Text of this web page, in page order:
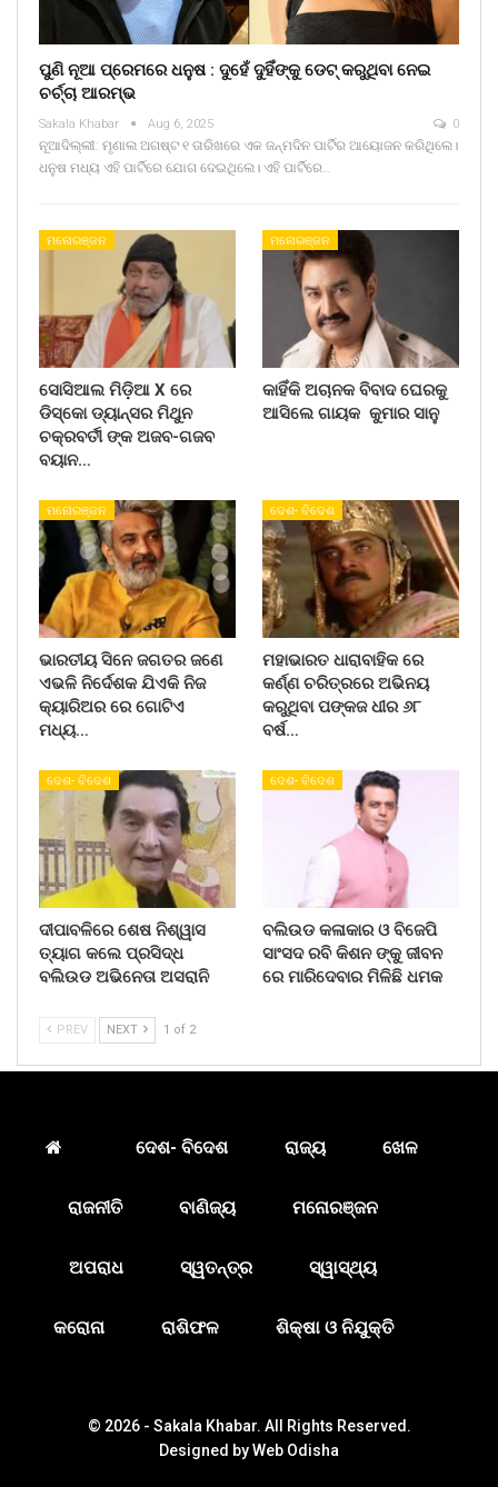
ପୁଣି ନୂଆ ପ୍ରେମରେ ଧନୁଷ : ଦୁହେଁ ଦୁହିଁଙ୍କୁ ଡେଟ୍ କରୁଥିବା ନେଇ
ଚର୍ଚ୍ଚା ଆରମ୍ଭ
Sakala Khabar Aug 6, 2025 0
ନୂଆଦିଲ୍ଲୀ: ମୃଣାଲ ଅଗଷ୍ଟ ୧ ତାରିଖରେ ଏକ ଜନ୍ମଦିନ ପାର୍ଟିର ଆୟୋଜନ କରିଥିଲେ।
ଧନୁଷ ମଧ୍ୟ ଏହି ପାର୍ଟିରେ ଯୋଗ ଦେଇଥିଲେ। ଏହି ପାର୍ଟିରେ…
ମନୋରଞ୍ଜନ
ସୋସିଆଲ ମିଡ଼ିଆ X ରେ
ଡିସ୍କୋ ଡ୍ୟାନ୍ସର ମିଥୁନ
ଚକ୍ରବର୍ତୀ ଙ୍କ ଅଜବ-ଗଜବ
ବୟାନ…
ମନୋରଞ୍ଜନ
କାହିଁକି ଅଚାନକ ବିବାଦ ଘେରକୁ
ଆସିଲେ ଗାୟକ କୁମାର ସାନୁ
ମନୋରଞ୍ଜନ
ଭାରତୀୟ ସିନେ ଜଗତର ଜଣେ
ଏଭଳି ନିର୍ଦେଶକ ଯିଏକି ନିଜ
କ୍ୟାରିଅର ରେ ଗୋଟିଏ
ମଧ୍ୟ…
ଦେଶ- ବିଦେଶ
ମହାଭାରତ ଧାରାବାହିକ ରେ
କର୍ଣ୍ଣ ଚରିତ୍ରରେ ଅଭିନୟ
କରୁଥିବା ପଙ୍କଜ ଧୀର ୬୮
ବର୍ଷ…
ଦେଶ- ବିଦେଶ
ଦୀପାବଳିରେ ଶେଷ ନିଶ୍ୱାସ
ତ୍ୟାଗ କଲେ ପ୍ରସିଦ୍ଧ
ବଲିଉଡ ଅଭିନେତା ଅସରାନି
ଦେଶ- ବିଦେଶ
ବଲିଉଡ କଳାକାର ଓ ବିଜେପି
ସାଂସଦ ରବି କିଶନ ଙ୍କୁ ଜୀବନ
ରେ ମାରିଦେବାର ମିଳିଛି ଧମକ
PREV NEXT 1 of 2
ଦେଶ- ବିଦେଶ ରାଜ୍ୟ ଖେଳ
ରାଜନୀତି ବାଣିଜ୍ୟ ମନୋରଞ୍ଜନ
ଅପରାଧ ସ୍ୱତନ୍ତ୍ର ସ୍ୱାସ୍ଥ୍ୟ
କରୋନା ରାଶିଫଳ ଶିକ୍ଷା ଓ ନିଯୁକ୍ତି
© 2026 - Sakala Khabar. All Rights Reserved.
Designed byWeb Odisha